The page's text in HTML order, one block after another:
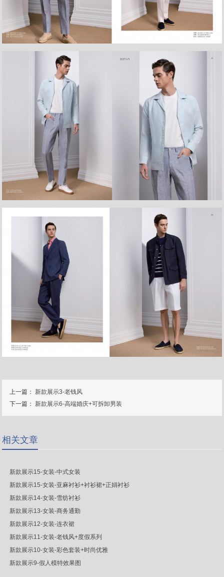
上一篇： 新款展示3-老钱风
下一篇： 新款展示6-高端婚庆+可拆卸男装
相关文章
新款展示15-女装-中式女装
新款展示15-女装-亚麻衬衫+衬衫裙+正娟衬衫
新款展示14-女装-雪纺衬衫
新款展示13-女装-商务通勤
新款展示12-女装-连衣裙
新款展示11-女装-老钱风+度假系列
新款展示10-女装-彩色套装+时尚优雅
新款展示9-假人模特效果图